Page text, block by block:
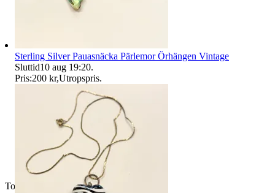
Toppsäljare
Sterling Silver Pauasnäcka Pärlemor Örhängen Vintage
Sluttid10 aug 19:20.
Pris:200 kr,Utropspris.